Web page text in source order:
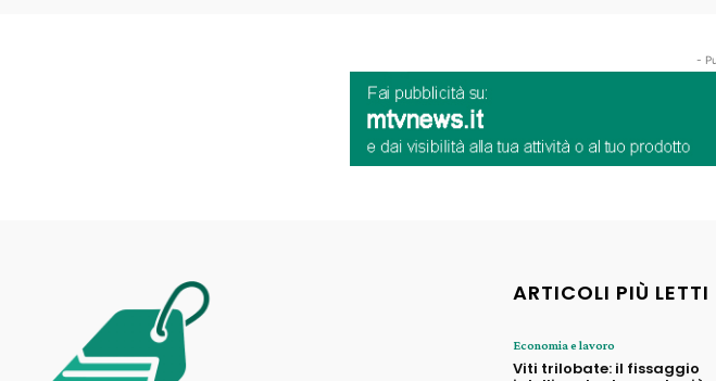
-
ARTICOLI PIÙ LETTI
Economia e lavoro
Viti trilobate: il fissaggio